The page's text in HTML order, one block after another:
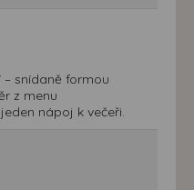
snídaně formou
z menu
nápoj k večeři.